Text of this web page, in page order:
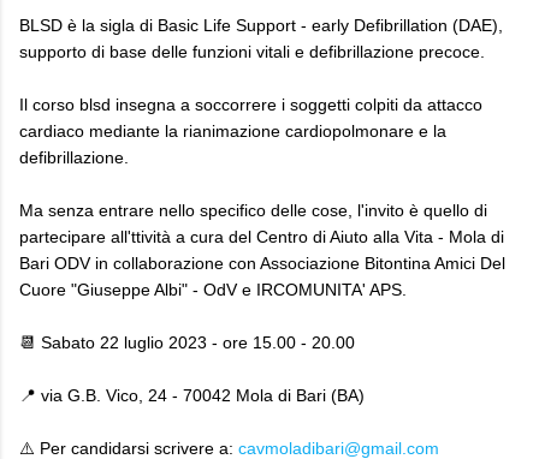
BLSD è la sigla di Basic Life Support - early Defibrillation (DAE),
supporto di base delle funzioni vitali e defibrillazione precoce.
Il corso blsd insegna a soccorrere i soggetti colpiti da attacco
cardiaco mediante la rianimazione cardiopolmonare e la
defibrillazione.
Ma senza entrare nello specifico delle cose, l'invito è quello di
partecipare all'ttività a cura del Centro di Aiuto alla Vita - Mola di
Bari ODV in collaborazione con Associazione Bitontina Amici Del
Cuore "Giuseppe Albi" - OdV e IRCOMUNITA' APS.
📆 Sabato 22 luglio 2023 - ore 15.00 - 20.00
📍 via G.B. Vico, 24 - 70042 Mola di Bari (BA)
⚠️ Per candidarsi scrivere a: cavmoladibari@gmail.com